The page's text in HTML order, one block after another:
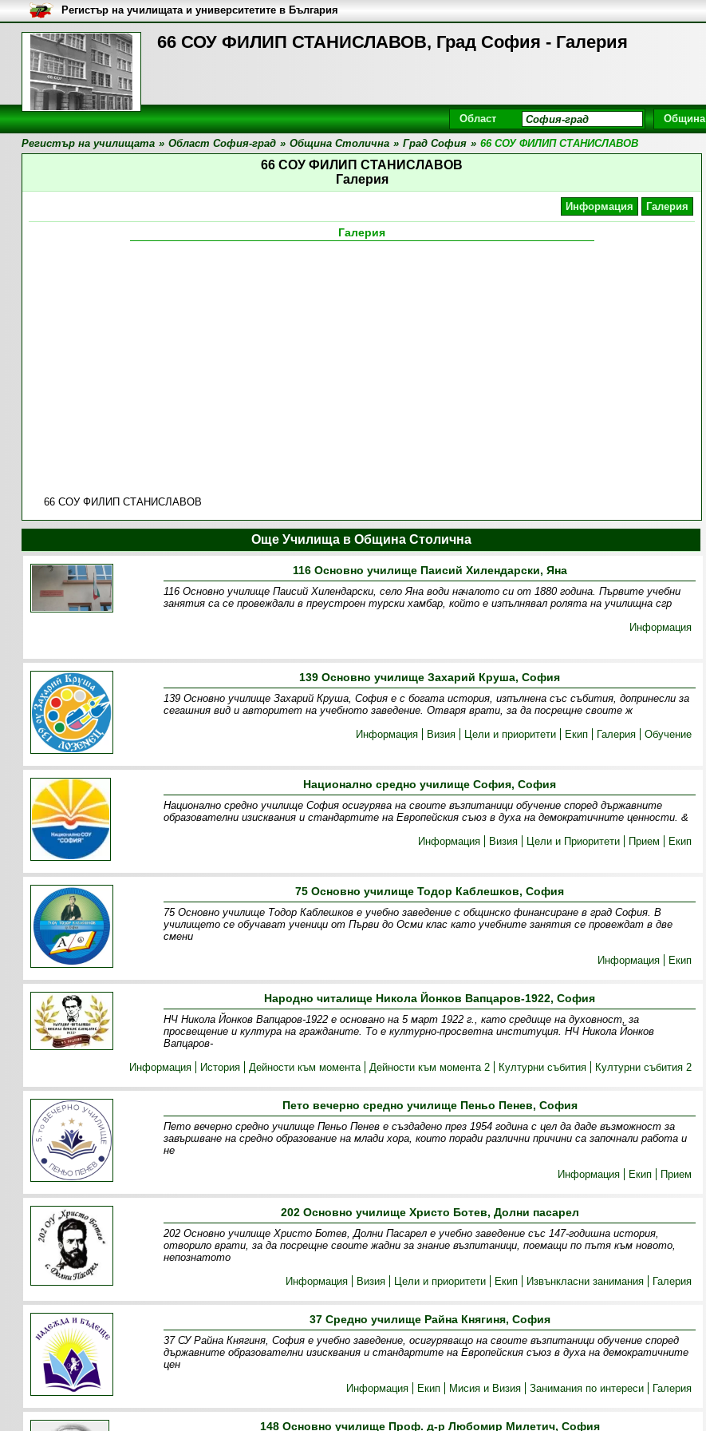
66 СОУ ФИЛИП СТАНИСЛАВОВ, Град София - Галерия
Регистър на училищата и университетите в България
Област Община
Регистър на училищата » Област София-град » Община Столична » Град София » 66 СОУ ФИЛИП СТАНИСЛАВОВ
66 СОУ ФИЛИП СТАНИСЛАВОВ
Галерия
Информация Галерия
Галерия
66 СОУ ФИЛИП СТАНИСЛАВОВ
Още Училища в Община Столична
116 Основно училище Паисий Хилендарски, Яна
116 Основно училище Паисий Хилендарски, село Яна води началото си от 1880 година. Първите учебни
занятия са се провеждали в преустроен турски хамбар, който е изпълнявал ролята на училищна сгр
Информация
139 Основно училище Захарий Круша, София
139 Основно училище Захарий Круша, София е с богата история, изпълнена със събития, допринесли за
сегашния вид и авторитет на учебното заведение. Отваря врати, за да посрещне своите ж
Информация
Визия Цели и приоритети Екип Галерия Обучение
Национално средно училище София, София
Национално средно училище София осигурява на своите възпитаници обучение според държавните
образователни изисквания и стандартите на Европейския съюз в духа на демократичните ценности. &
Информация
Визия Цели и Приоритети Прием Екип
75 Основно училище Тодор Каблешков, София
75 Основно училище Тодор Каблешков е учебно заведение с общинско финансиране в град София. В
училището се обучават ученици от Първи до Осми клас като учебните занятия се провеждат в две
смени
Информация
Екип
Народно читалище Никола Йонков Вапцаров-1922, София
НЧ Никола Йонков Вапцаров-1922 е основано на 5 март 1922 г., като средище на духовност, за
просвещение и култура на гражданите. То е културно-просветна институция. НЧ Никола Йонков
Вапцаров-
Информация
История Дейности към момента Дейности към момента 2 Културни събития Културни събития 2
Пето вечерно средно училище Пеньо Пенев, София
Пето вечерно средно училище Пеньо Пенев е създадено през 1954 година с цел да даде възможност за
завършване на средно образование на млади хора, които поради различни причини са започнали работа и
не
Информация
Екип Прием
202 Основно училище Христо Ботев, Долни пасарел
202 Основно училище Христо Ботев, Долни Пасарел е учебно заведение със 147-годишна история,
отворило врати, за да посрещне своите жадни за знание възпитаници, поемащи по пътя към новото,
непознатото
Информация
Визия Цели и приоритети Екип Извънкласни занимания Галерия
37 Средно училище Райна Княгиня, София
37 СУ Райна Княгиня, София е учебно заведение, осигуряващо на своите възпитаници обучение според
държавните образователни изисквания и стандартите на Европейския съюз в духа на демократичните
цен
Информация
Екип Мисия и Визия Занимания по интереси Галерия
148 Основно училище Проф. д-р Любомир Милетич, София